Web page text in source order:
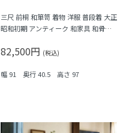
三尺 前桐 和箪笥 着物 洋服 普段着 大正
昭和初期 アンティーク 和家具 和骨董
82,500円 (税込)
幅 91 奥行 40.5 高さ 97